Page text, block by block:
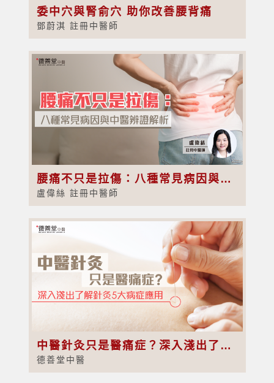
委中穴與腎俞穴 助你改善腰背痛
鄧蔚淇 註冊中醫師
腰痛不只是拉傷：八種常見病因與中醫辨證解析
盧偉絲 註冊中醫師
中醫針灸只是醫痛症？深入淺出了解針灸5大病症應用
德善堂中醫